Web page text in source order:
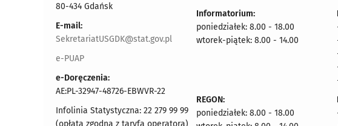
80-434 Gdańsk
E-mail:
SekretariatUSGDK@stat.gov.pl
e-PUAP
e-Doręczenia:
AE:PL-32947-48726-EBWVR-22
Infolinia Statystyczna: 22 279 99 99
(opłata zgodna z taryfą operatora)
Informatorium:
poniedziałek: 8.00 - 18.00
wtorek-piątek: 8.00 - 14.00
REGON:
poniedziałek: 8.00 - 18.00